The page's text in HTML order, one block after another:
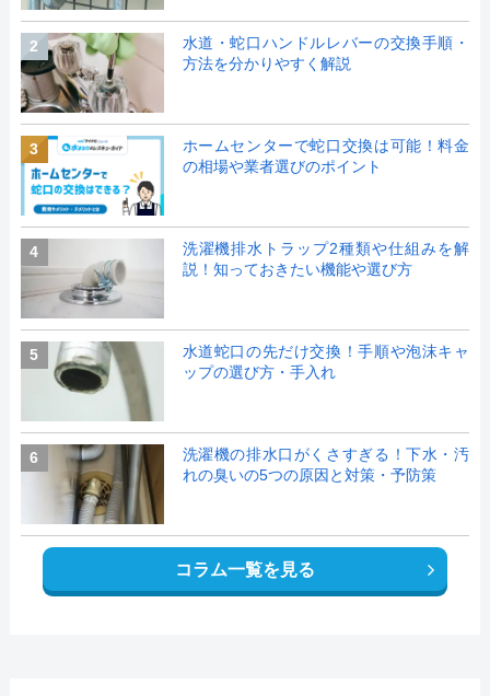
2
水道・蛇口ハンドルレバーの交換手順・
方法を分かりやすく解説
3
ホームセンターで蛇口交換は可能！料金
の相場や業者選びのポイント
4
洗濯機排水トラップ2種類や仕組みを解
説！知っておきたい機能や選び方
5
水道蛇口の先だけ交換！手順や泡沫キャ
ップの選び方・手入れ
6
洗濯機の排水口がくさすぎる！下水・汚
れの臭いの5つの原因と対策・予防策
コラム一覧を見る